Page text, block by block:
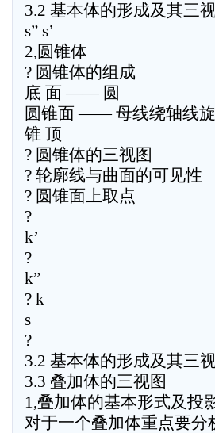
3.2 基本体的形成及其三
s” s’
2,圆锥体
? 圆锥体的组成
底 面 —— 圆
圆锥面 —— 母线绕轴线
锥 顶
? 圆锥体的三视图
? 轮廓线与曲面的可见性
? 圆锥面上取点
?
k’
?
k”
? k
s
?
3.2 基本体的形成及其三
3.3 叠加体的三视图
1,叠加体的基本形式及投
对于一个叠加体重点要分